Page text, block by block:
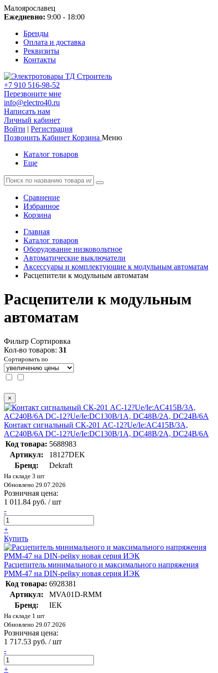
Малоярославец
Ежедневно: 9:00 - 18:00
Бренды
Оплата и доставка
Реквизиты
Контакты
+7 910 516-98-52
Перезвоните мне
info@electro40.ru
Написать нам
Личный кабинет
Войти | Регистрация
Позвонить Кабинет Корзина Меню
Каталог товаров
Еще
Сравнение
Избранное
Корзина
Главная
Каталог товаров
Оборудование низковольтное
Автоматические выключатели
Аксессуары и комплектующие к модульным автоматам
Расцепители к модульным автоматам
Расцепители к модульным
автоматам
Фильтр Сортировка
Кол-во товаров: 31
Сортировать по
×
Контакт сигнальный СК-201 AC-12?Ue/Ie:AC415В/3A,
AC240В/6A DC-12?Ue/Ie:DC130В/1A, DC48В/2A, DC24В/6A
Код товара: 5688983
Артикул:
18127DEK
Бренд:
Dekraft
На складе 3 шт
Обновлено 29.07.2026
Розничная цена:
1 011.84 руб. / шт
-
+
Купить
Расцепитель минимального и максимального напряжения
РММ-47 на DIN-рейку новая серия ИЭК
Код товара: 6928381
Артикул:
MVA01D-RMM
Бренд:
IEK
На складе 1 шт
Обновлено 29.07.2026
Розничная цена:
1 717.53 руб. / шт
-
+